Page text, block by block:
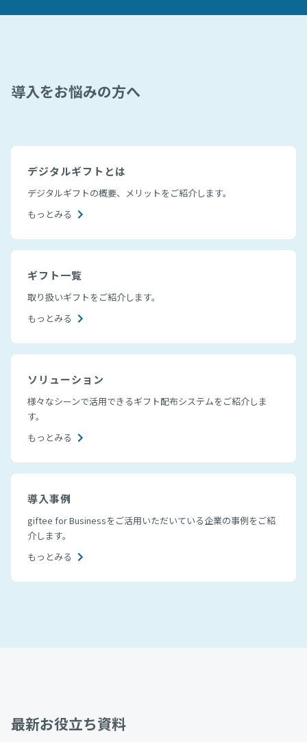
導入をお悩みの方へ
デジタルギフトとは
デジタルギフトの概要、メリットをご紹介します。
もっとみる
ギフト一覧
取り扱いギフトをご紹介します。
もっとみる
ソリューション
様々なシーンで活用できるギフト配布システムをご紹介しま
す。
もっとみる
導入事例
giftee for Businessをご活用いただいている企業の事例をご紹
介します。
もっとみる
最新お役立ち資料